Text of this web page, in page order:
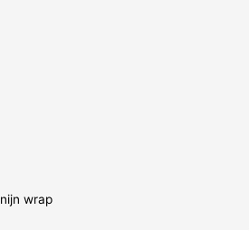
wrap